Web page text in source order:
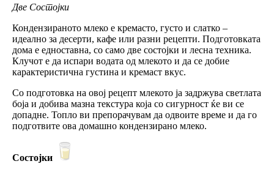
Две Состојки
Кондензираното млеко е кремасто, густо и слатко –
идеално за десерти, кафе или разни рецепти. Подготовката
дома е едноставна, со само две состојки и лесна техника.
Клучот е да испари водата од млекото и да се добие
карактеристична густина и кремаст вкус.
Со подготовка на овој рецепт млекото ја задржува светлата
боја и добива мазна текстура која со сигурност ќе ви се
допадне. Топло ви препорачувам да одвоите време и да го
подготвите ова домашно кондензирано млеко.
Состојки